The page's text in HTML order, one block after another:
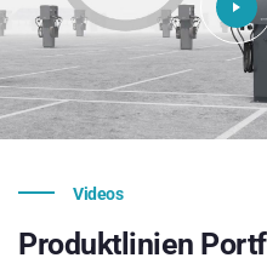
Videos
Produktlinien